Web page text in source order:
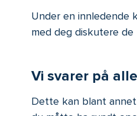
Under en innledende
med deg diskutere
Vi svarer på
Dette kan blant